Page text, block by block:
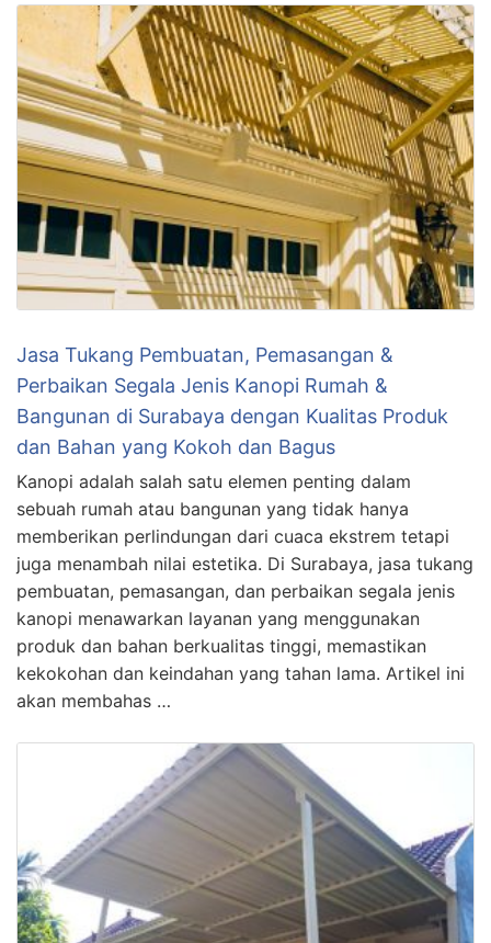
Jasa Tukang Pembuatan, Pemasangan &
Perbaikan Segala Jenis Kanopi Rumah &
Bangunan di Surabaya dengan Kualitas Produk
dan Bahan yang Kokoh dan Bagus
Kanopi adalah salah satu elemen penting dalam
sebuah rumah atau bangunan yang tidak hanya
memberikan perlindungan dari cuaca ekstrem tetapi
juga menambah nilai estetika. Di Surabaya, jasa tukang
pembuatan, pemasangan, dan perbaikan segala jenis
kanopi menawarkan layanan yang menggunakan
produk dan bahan berkualitas tinggi, memastikan
kekokohan dan keindahan yang tahan lama. Artikel ini
akan membahas …